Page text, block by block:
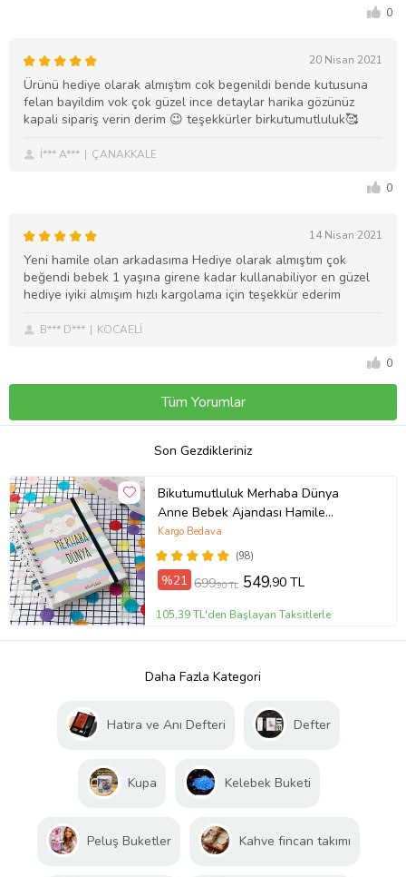
0
20 Nisan 2021
Ürünü hediye olarak almıştım cok begenildi bende kutusuna
felan bayildim vok çok güzel ince detaylar harika gözünüz
kapali sipariş verin derim 😉 teşekkürler birkutumutluluk🥰
İ*** A*** ÇANAKKALE
0
14 Nisan 2021
Yeni hamile olan arkadasıma Hediye olarak almıştım çok
beğendi bebek 1 yaşına girene kadar kullanabiliyor en güzel
hediye iyiki almışım hızlı kargolama için teşekkür ederim
B*** D*** KOCAELİ
0
Tüm Yorumlar
Son Gezdikleriniz
Bikutumutluluk Merhaba Dünya
Anne Bebek Ajandası Hamile
Günlüğü Anı Defteri
(98)
Kargo Bedava
%21 699,90 TL 549,90 TL
105,39 TL'den Başlayan Taksitlerle
Daha Fazla Kategori
Hatıra ve Anı Defteri Defter
Kupa Kelebek Buketi
Peluş Buketler Kahve fincan takımı